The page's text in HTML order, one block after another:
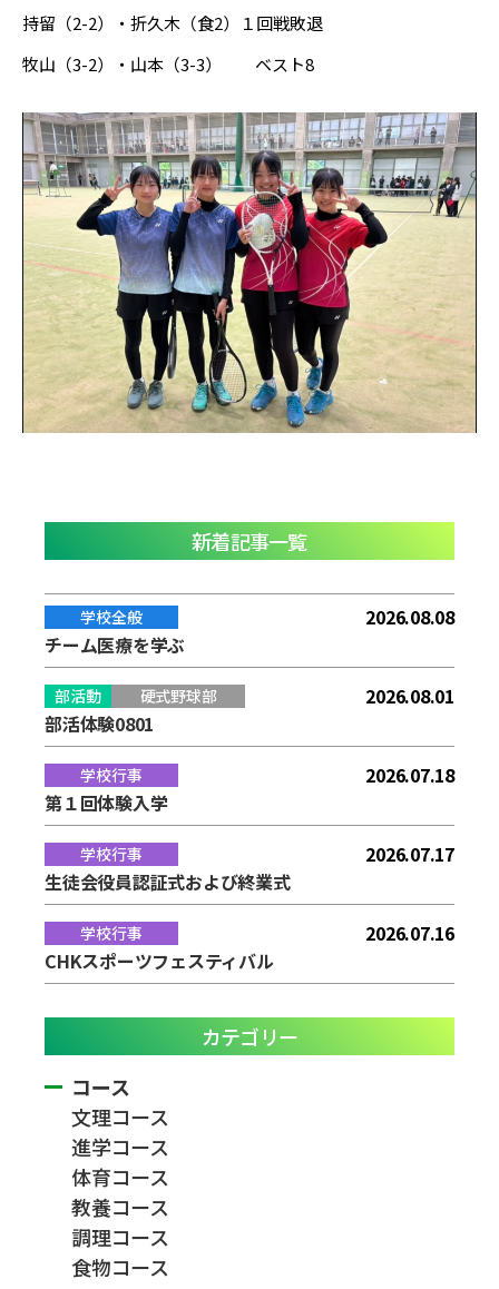
持留（2-2）・折久木（食2）１回戦敗退
牧山（3-2）・山本（3-3） ベスト8
新着記事一覧
学校全般
2026.08.08
チーム医療を学ぶ
部活動 硬式野球部
2026.08.01
部活体験0801
学校行事
2026.07.18
第１回体験入学
学校行事
2026.07.17
生徒会役員認証式および終業式
学校行事
2026.07.16
CHKスポーツフェスティバル
カテゴリー
コース
文理コース
進学コース
体育コース
教養コース
調理コース
食物コース